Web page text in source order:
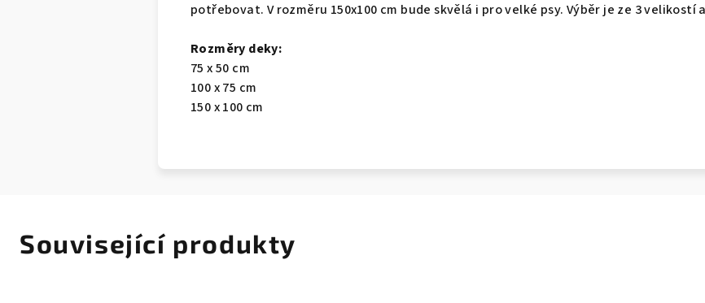
potřebovat. V rozměru 150x100 cm bude skvělá i pro velké psy. Výběr je ze 3 velikostí
Rozměry deky:
75 x 50 cm
100 x 75 cm
150 x 100 cm
Související produkty